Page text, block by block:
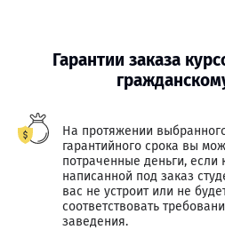
Гарантии заказа
На протяжении
гарантийного срока вы
потраченные деньги, если
написанной под заказ
вас не устроит или не
соответствовать
заведения.